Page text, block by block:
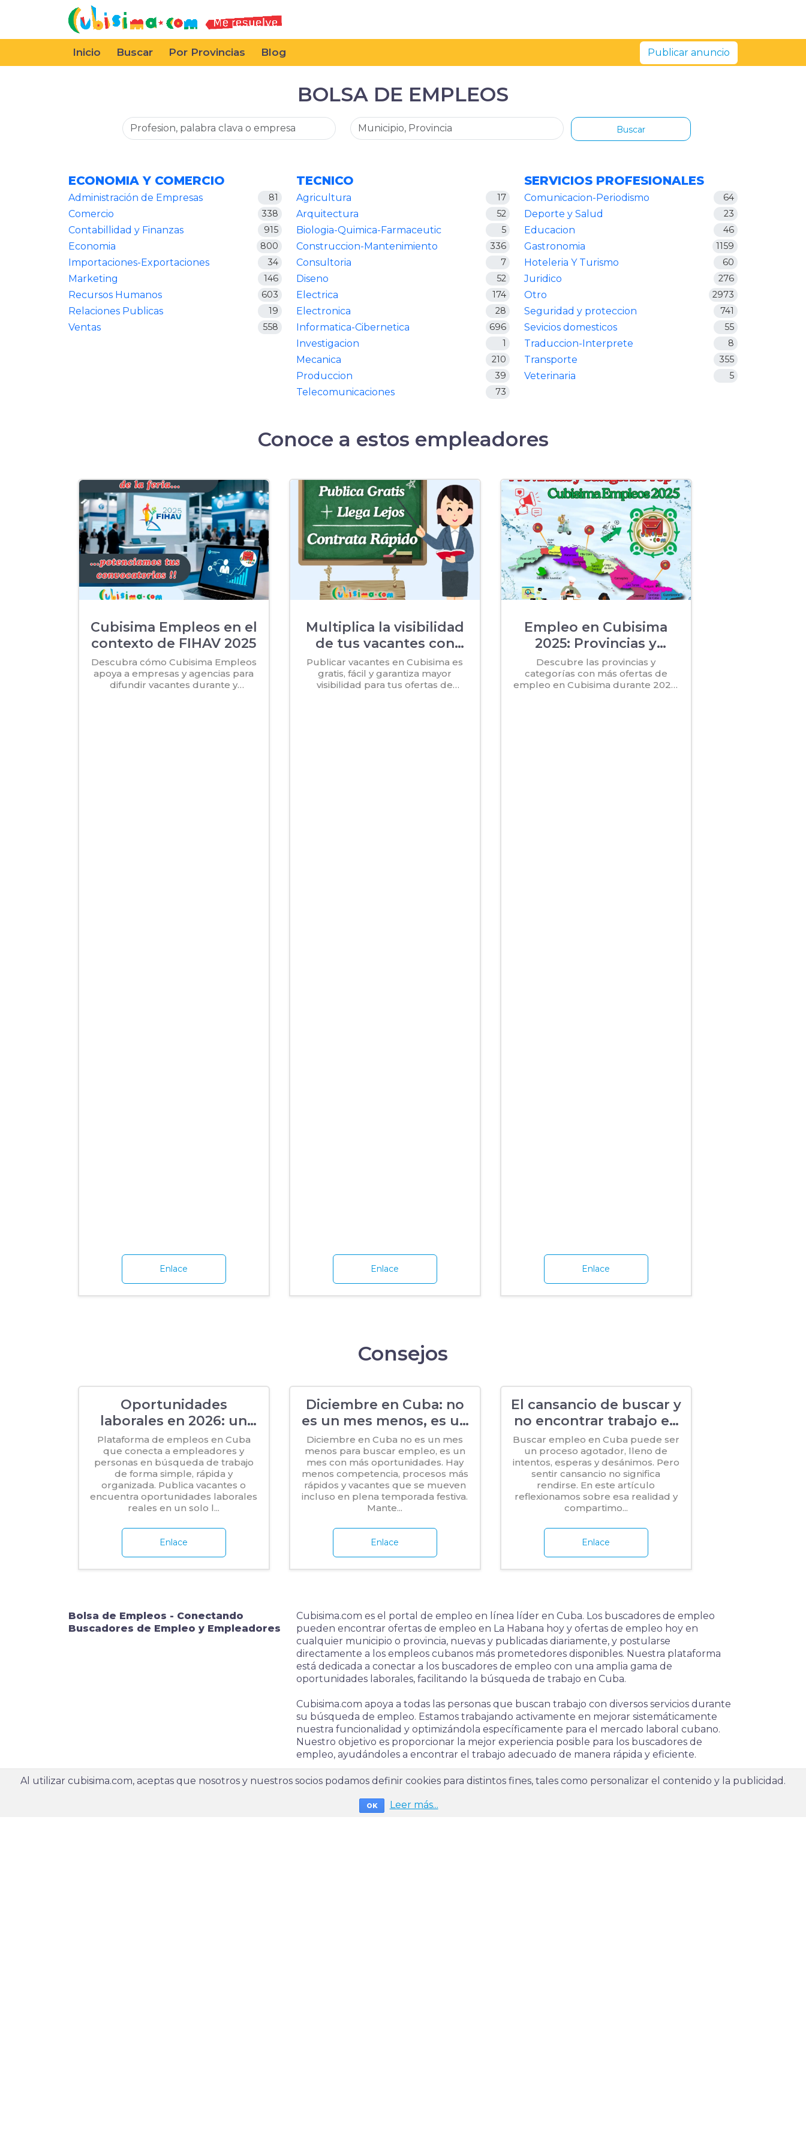
Al utilizar cubisima.com, aceptas que nosotros y nuestros socios podamos definir cookies para distintos fines, tales como personalizar el contenido y la publicidad.
OK Leer más...
Inicio Buscar Por Provincias Blog Publicar anuncio
BOLSA DE EMPLEOS
Buscar
ECONOMIA Y COMERCIO
Administración de Empresas 81
Comercio 338
Contabillidad y Finanzas 915
Economia 800
Importaciones-Exportaciones 34
Marketing 146
Recursos Humanos 603
Relaciones Publicas 19
Ventas 558
TECNICO
Agricultura 17
Arquitectura 52
Biologia-Quimica-Farmaceutic 5
Construccion-Mantenimiento 336
Consultoria 7
Diseno 52
Electrica 174
Electronica 28
Informatica-Cibernetica 696
Investigacion 1
Mecanica 210
Produccion 39
Telecomunicaciones 73
SERVICIOS PROFESIONALES
Comunicacion-Periodismo 64
Deporte y Salud 23
Educacion 46
Gastronomia 1159
Hoteleria Y Turismo 60
Juridico 276
Otro 2973
Seguridad y proteccion 741
Sevicios domesticos 55
Traduccion-Interprete 8
Transporte 355
Veterinaria 5
Conoce a estos empleadores
Cubisima Empleos en el
contexto de FIHAV 2025
Descubra cómo Cubisima Empleos
apoya a empresas y agencias para
difundir vacantes durante y
Enlace
Multiplica la visibilidad
de tus vacantes con
Cubisima
Publicar vacantes en Cubisima es
gratis, fácil y garantiza mayor
visibilidad para tus ofertas de
Enlace
Empleo en Cubisima
2025: Provincias y
Categorías Top
Descubre las provincias y
categorías con más ofertas de
empleo en Cubisima durante 2025.
Enlace
Consejos
Oportunidades
laborales en 2026: un
año para avanzar
Plataforma de empleos en Cuba
que conecta a empleadores y
personas en búsqueda de trabajo
de forma simple, rápida y
organizada. Publica vacantes o
encuentra oportunidades laborales
reales en un solo l...
Enlace
Diciembre en Cuba: no
es un mes menos, es un
mes más
Diciembre en Cuba no es un mes
menos para buscar empleo, es un
mes con más oportunidades. Hay
menos competencia, procesos más
rápidos y vacantes que se mueven
incluso en plena temporada festiva.
Mante...
Enlace
El cansancio de buscar y
no encontrar trabajo en
Cuba
Buscar empleo en Cuba puede ser
un proceso agotador, lleno de
intentos, esperas y desánimos. Pero
sentir cansancio no significa
rendirse. En este artículo
reflexionamos sobre esa realidad y
compartimo...
Enlace
Bolsa de Empleos - Conectando
Buscadores de Empleo y Empleadores
Cubisima.com es el portal de empleo en línea líder en Cuba. Los buscadores de empleo
pueden encontrar ofertas de empleo en La Habana hoy y ofertas de empleo hoy en
cualquier municipio o provincia, nuevas y publicadas diariamente, y postularse
directamente a los empleos cubanos más prometedores disponibles. Nuestra plataforma
está dedicada a conectar a los buscadores de empleo con una amplia gama de
oportunidades laborales, facilitando la búsqueda de trabajo en Cuba.
Cubisima.com apoya a todas las personas que buscan trabajo con diversos servicios durante
su búsqueda de empleo. Estamos trabajando activamente en mejorar sistemáticamente
nuestra funcionalidad y optimizándola específicamente para el mercado laboral cubano.
Nuestro objetivo es proporcionar la mejor experiencia posible para los buscadores de
empleo, ayudándoles a encontrar el trabajo adecuado de manera rápida y eficiente.
También encontrarás artículos útiles para cada situación en tu carrera profesional, así como
diseñados para apoyarte en cada paso, desde la creación de un currículum destacado hasta